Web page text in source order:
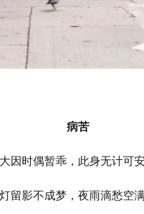
病苦
因时偶暂乖，此身无计可安
留影不成梦，夜雨滴愁空满